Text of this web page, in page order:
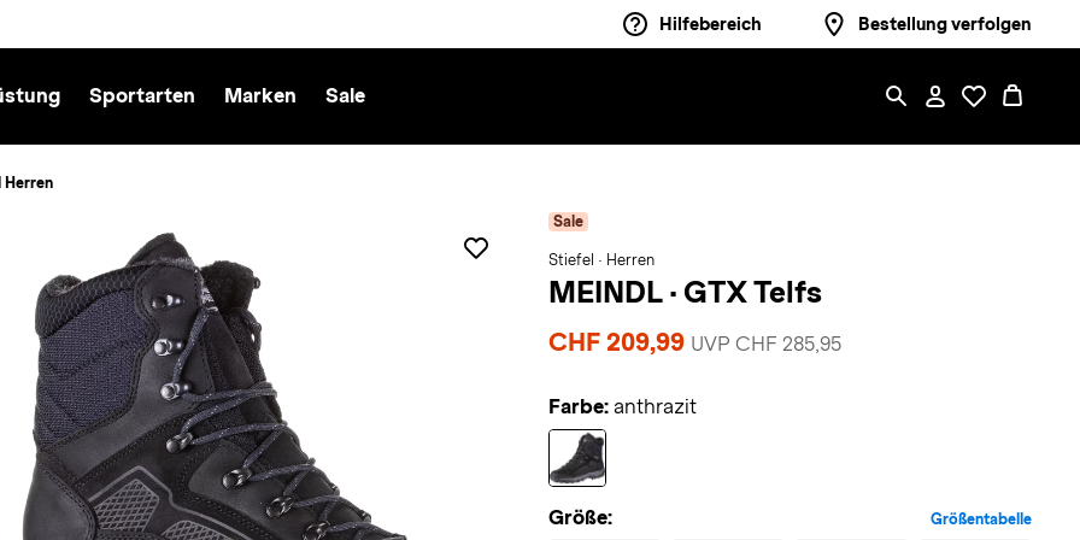
Hilfebereich Bestellung verfolgen
Sportarten Marken Sale
Herren
Sale
Stiefel · Herren
MEINDL · GTX Telfs
CHF 209,99 UVP CHF 285,95
Farbe: anthrazit
Größe: Größentabelle